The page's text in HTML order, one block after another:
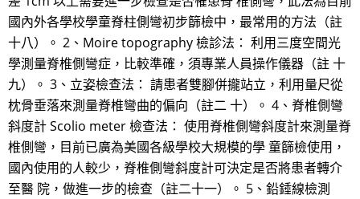
國內外各學校學童脊柱側彎初步篩檢中，最常用的方法（註
十八）。 2、Moire topography 檢診法： 利用三度空間光
學測量脊椎側彎症，比較準確，須專業人員操作儀器（註 十
九）。 3、立姿檢查法： 請患者雙腳併攏站立，利用量尺從
枕骨垂落來測量脊椎彎曲的偏向（註二 十）。 4、脊椎側彎
斜度計 Scolio meter 檢查法： 使用脊椎側彎斜度計來測量脊
椎側彎，目前已廣為美國各級學校大規模的學 童篩檢使用，
國內使用的人較少，脊椎側彎斜度計可決定是否將患者轉介
至醫 院，做進一步的檢查（註二十一）。 5、鉛錘線檢測